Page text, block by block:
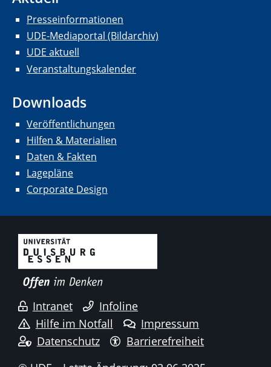
Presseinformationen
UDE-Mediaportal (Bildarchiv)
UDE aktuell
Veranstaltungskalender
Downloads
Veröffentlichungen
Hilfen & Materialien
Daten & Fakten
Lagepläne
Corporate Design
Intranet
Infoline
Hilfe im Notfall
Impressum
Datenschutz
Barrierefreiheit